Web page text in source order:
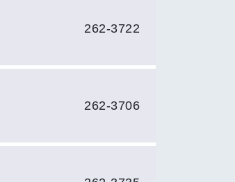
262-3722
262-3706